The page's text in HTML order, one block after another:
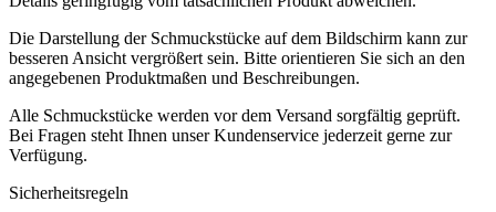
Die Darstellung der Schmuckstücke auf dem Bildschirm kann zur
besseren Ansicht vergrößert sein. Bitte orientieren Sie sich an den
angegebenen Produktmaßen und Beschreibungen.
Alle Schmuckstücke werden vor dem Versand sorgfältig geprüft.
Bei Fragen steht Ihnen unser Kundenservice jederzeit gerne zur
Verfügung.
Sicherheitsregeln